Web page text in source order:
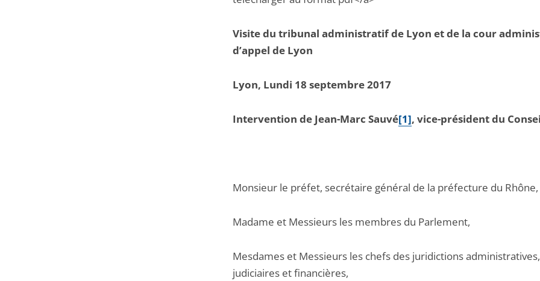
Visite du tribunal administratif de Lyon et de la cour
d’appel de Lyon
Lyon, Lundi 18 septembre 2017
Intervention de Jean-Marc Sauvé[1], vice-président du
Monsieur le préfet, secrétaire général de la préfecture du Rhône,
Madame et Messieurs les membres du Parlement,
Mesdames et Messieurs les chefs des juridictions administratives,
judiciaires et financières,